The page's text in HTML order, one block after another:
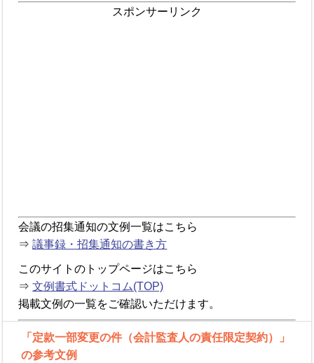
スポンサーリンク
会議の招集通知の文例一覧はこちら
⇒議事録・招集通知の書き方
このサイトのトップページはこちら
⇒文例書式ドットコム(TOP)
掲載文例の一覧をご確認いただけます。
「定款一部変更の件（会計監査人の責任限定契約）」
の参考文例